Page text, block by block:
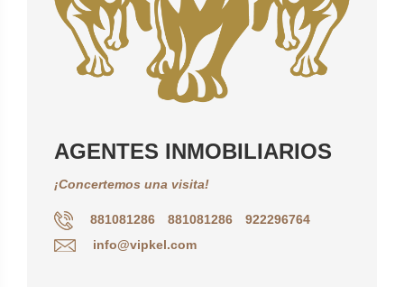
AGENTES INMOBILIARIOS
¡Concertemos una visita!
881081286 881081286
922296764
info@vipkel.com